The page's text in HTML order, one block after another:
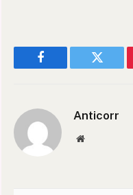
Facebook Twitter
Anticorr
Website